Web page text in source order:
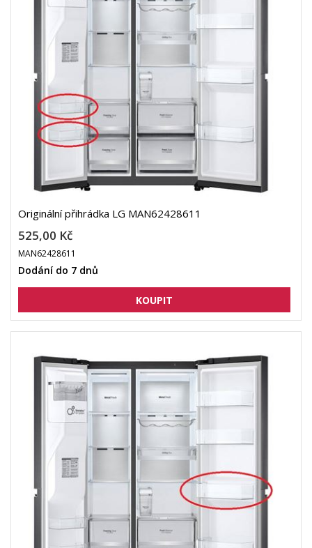
Originální přihrádka LG MAN62428611
525,00 Kč
MAN62428611
Dodání do 7 dnů